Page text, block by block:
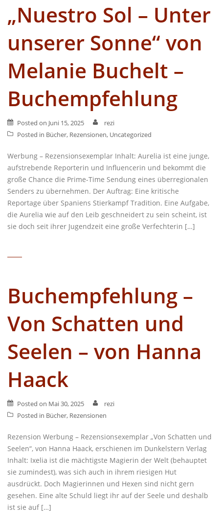
„Nuestro Sol – Unter
unserer Sonne“ von
Melanie Buchelt –
Buchempfehlung
Posted on Juni 15, 2025
rezi
Posted in Bücher, Rezensionen, Uncategorized
Werbung – Rezensionsexemplar Inhalt: Aurelia ist eine junge,
aufstrebende Reporterin und Influencerin und bekommt die
große Chance die Prime-Time Sendung eines überregionalen
Senders zu übernehmen. Der Auftrag: Eine kritische
Reportage über Spaniens Stierkampf Tradition. Eine Aufgabe,
die Aurelia wie auf den Leib geschneidert zu sein scheint, ist
sie doch seit ihrer Jugendzeit eine große Verfechterin […]
Buchempfehlung –
Von Schatten und
Seelen – von Hanna
Haack
Posted on Mai 30, 2025
rezi
Posted in Bücher, Rezensionen
Rezension Werbung – Rezensionsexemplar „Von Schatten und
Seelen“, von Hanna Haack, erschienen im Dunkelstern Verlag
Inhalt: Ixelia ist die mächtigste Magierin der Welt (behauptet
sie zumindest), was sich auch in ihrem riesigen Hut
ausdrückt. Doch Magierinnen und Hexen sind nicht gern
gesehen. Eine alte Schuld liegt ihr auf der Seele und deshalb
ist sie auf […]